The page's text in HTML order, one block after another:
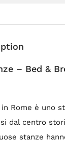
– Bed &
Rome è uno
dal centro
stanze